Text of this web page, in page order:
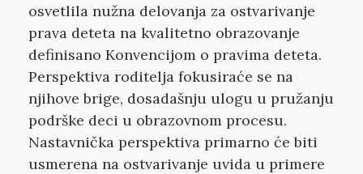
osvetlila nužna delovanja za ostvarivanje
prava deteta na kvalitetno obrazovanje
definisano Konvencijom o pravima deteta.
Perspektiva roditelja fokusiraće se na
njihove brige, dosadašnju ulogu u pružanju
podrške deci u obrazovnom procesu.
Nastavnička perspektiva primarno će biti
usmerena na ostvarivanje uvida u primere